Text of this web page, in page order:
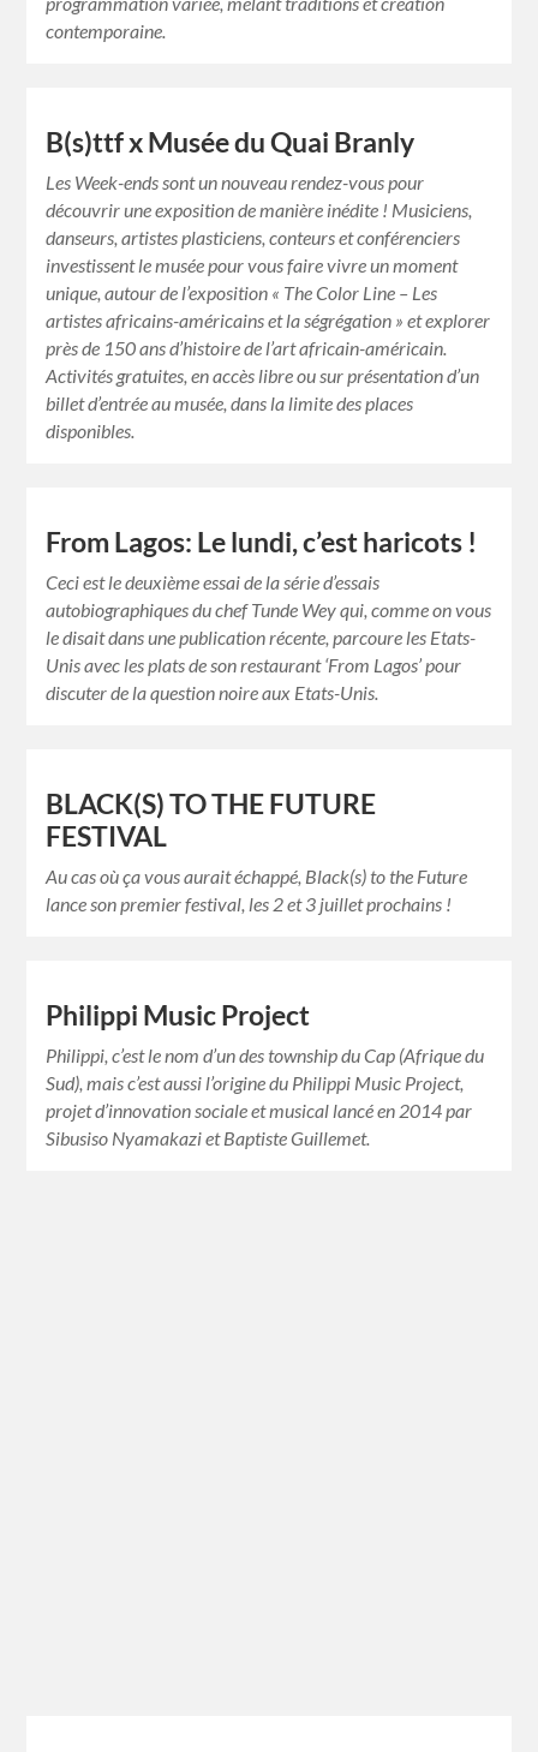
contemporaine.
B(s)ttf x Musée du Quai Branly
Les Week-ends sont un nouveau rendez-vous pour
découvrir une exposition de manière inédite ! Musiciens,
danseurs, artistes plasticiens, conteurs et conférenciers
investissent le musée pour vous faire vivre un moment
unique, autour de l’exposition « The Color Line – Les
artistes africains-américains et la ségrégation » et explorer
près de 150 ans d’histoire de l’art africain-américain.
Activités gratuites, en accès libre ou sur présentation d’un
billet d’entrée au musée, dans la limite des places
disponibles.
From Lagos: Le lundi, c’est haricots !
Ceci est le deuxième essai de la série d’essais
autobiographiques du chef Tunde Wey qui, comme on vous
le disait dans une publication récente, parcoure les Etats-
Unis avec les plats de son restaurant ‘From Lagos’ pour
discuter de la question noire aux Etats-Unis.
BLACK(S) TO THE FUTURE
FESTIVAL
Au cas où ça vous aurait échappé, Black(s) to the Future
lance son premier festival, les 2 et 3 juillet prochains !
Philippi Music Project
Philippi, c’est le nom d’un des township du Cap (Afrique du
Sud), mais c’est aussi l’origine du Philippi Music Project,
projet d’innovation sociale et musical lancé en 2014 par
Sibusiso Nyamakazi et Baptiste Guillemet.